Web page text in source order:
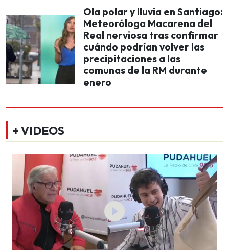
Ola polar y lluvia en Santiago:
Meteoróloga Macarena del
Real nerviosa tras confirmar
cuándo podrían volver las
precipitaciones a las
comunas de la RM durante
enero
+ VIDEOS